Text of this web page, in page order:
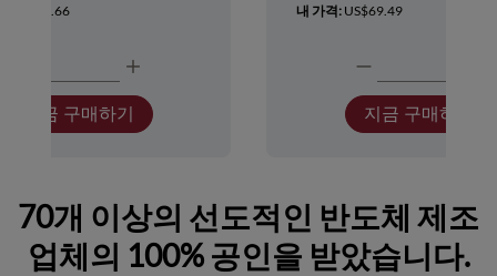
US$418.66
지금 구매하기
내 가격: US$69.49
지금 구매하기
70개 이상의 선도적인 반도체 제조
업체의 100% 공인을 받았습니다.